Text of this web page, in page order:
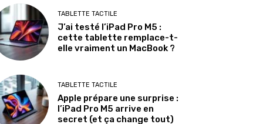
TABLETTE TACTILE
J’ai testé l’iPad Pro M5 :
cette tablette remplace-t-
elle vraiment un MacBook ?
TABLETTE TACTILE
Apple prépare une surprise :
l’iPad Pro M5 arrive en
secret (et ça change tout)